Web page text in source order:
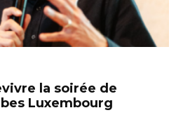
la soirée de
Luxembourg